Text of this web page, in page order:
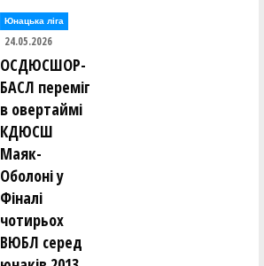
Юнацька ліга
24.05.2026
ОСДЮСШОР-
БАСЛ переміг
в овертаймі
КДЮСШ
Маяк-
Оболоні у
Фіналі
чотирьох
ВЮБЛ серед